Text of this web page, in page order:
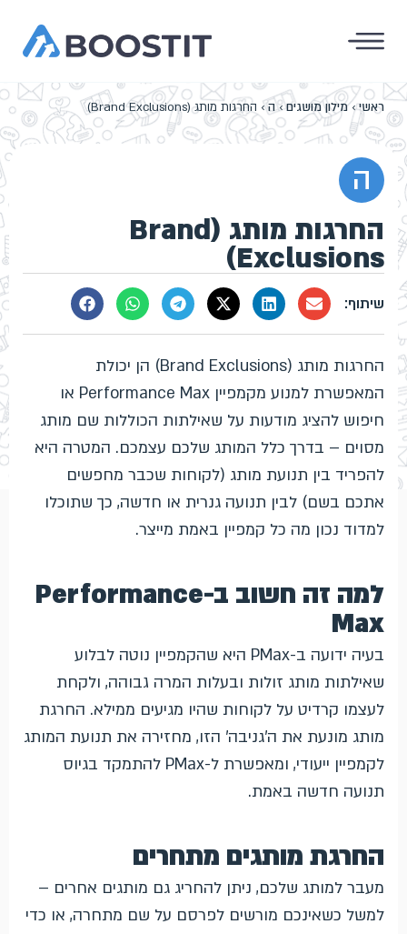
ראשי›מילון מושגים›ה› החרגות מותג (Brand Exclusions)
ה
החרגות מותג (Brand
Exclusions)
החרגות מותג (Brand Exclusions) הן יכולת
המאפשרת למנוע מקמפיין Performance Max או
חיפוש להציג מודעות על שאילתות הכוללות שם מותג
מסוים – בדרך כלל המותג שלכם עצמכם. המטרה היא
להפריד בין תנועת מותג (לקוחות שכבר מחפשים
אתכם בשם) לבין תנועה גנרית או חדשה, כך שתוכלו
למדוד נכון מה כל קמפיין באמת מייצר.
למה זה חשוב ב-Performance
Max
בעיה ידועה ב-PMax היא שהקמפיין נוטה לבלוע
שאילתות מותג זולות ובעלות המרה גבוהה, ולקחת
לעצמו קרדיט על לקוחות שהיו מגיעים ממילא. החרגת
מותג מונעת את ה'גניבה' הזו, מחזירה את תנועת המותג
לקמפיין ייעודי, ומאפשרת ל-PMax להתמקד בגיוס
תנועה חדשה באמת.
החרגת מותגים מתחרים
מעבר למותג שלכם, ניתן להחריג גם מותגים אחרים –
למשל כשאינכם מורשים לפרסם על שם מתחרה, או כדי